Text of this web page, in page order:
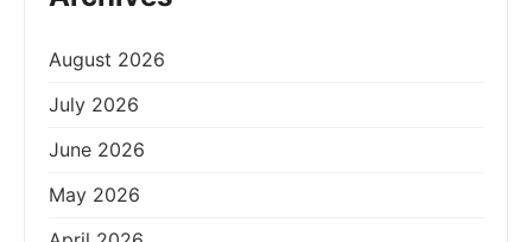
August 2026
July 2026
June 2026
May 2026